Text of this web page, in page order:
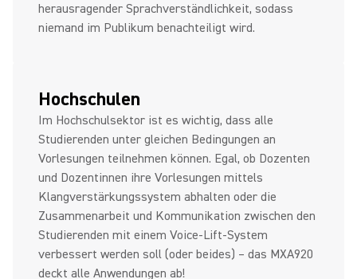
herausragender Sprachverständlichkeit, sodass
niemand im Publikum benachteiligt wird.
Hochschulen
Im Hochschulsektor ist es wichtig, dass alle
Studierenden unter gleichen Bedingungen an
Vorlesungen teilnehmen können. Egal, ob Dozenten
und Dozentinnen ihre Vorlesungen mittels
Klangverstärkungssystem abhalten oder die
Zusammenarbeit und Kommunikation zwischen den
Studierenden mit einem Voice-Lift-System
verbessert werden soll (oder beides) – das MXA920
deckt alle Anwendungen ab!